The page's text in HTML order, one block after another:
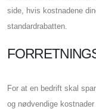
side, hvis kostnadene
standardrabatten.
For at en bedrift skal
og nødvendige